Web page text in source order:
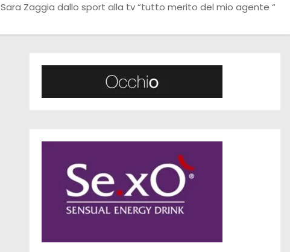
Sara Zaggia dallo sport alla tv “tutto merito del mio agente “